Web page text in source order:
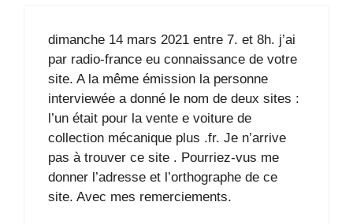
dimanche 14 mars 2021 entre 7. et 8h. j’ai
par radio-france eu connaissance de votre
site. A la même émission la personne
interviewée a donné le nom de deux sites :
l’un était pour la vente e voiture de
collection mécanique plus .fr. Je n’arrive
pas à trouver ce site . Pourriez-vus me
donner l’adresse et l’orthographe de ce
site. Avec mes remerciements.